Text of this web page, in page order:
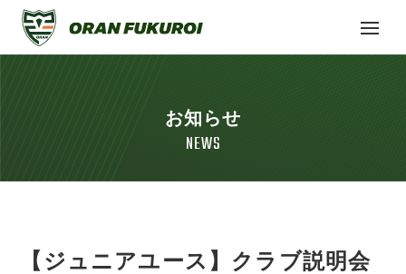
お知らせ
NEWS
【ジュニアユース】クラブ説明会